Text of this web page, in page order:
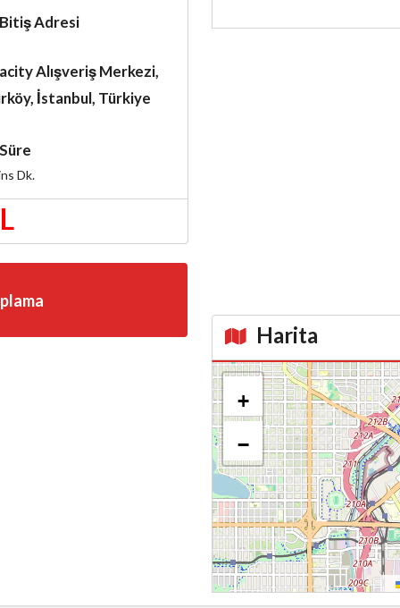
Bitiş Adresi
Alışveriş Merkezi,
İstanbul, Türkiye
Süre
Dk.
Harita
+
−